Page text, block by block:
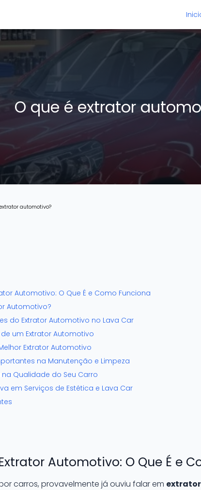
O que é extrator
automotivo?
Automotivo: O Que É e Como Funciona
Automotivo?
do Extrator Automotivo no Lava Car
um Extrator Automotivo
Extrator Automotivo
na Manutenção e Limpeza
Qualidade do Seu Carro
em Serviços de Estética e Lava Car
Automotivo: O Que É e
carros, provavelmente já ouviu falar em